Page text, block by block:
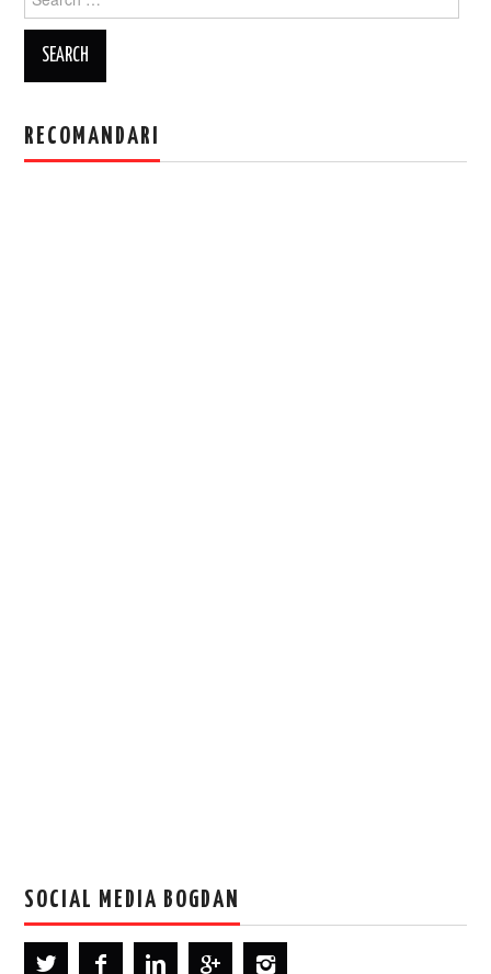
for:
RECOMANDARI
SOCIAL MEDIA BOGDAN